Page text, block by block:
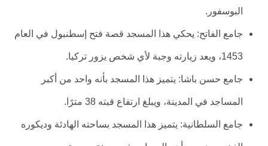
البوسفور.
جامع الفاتح: يحكي هذا المسجد قصة فتح إسطنبول في العام
1453، ويعد زيارته وجبة لأي شخص يزور تركيا.
جامع حسن باشا: يتميز هذا المسجد بأنه واحد من أكبر
المساجد في المدينة، ويبلغ ارتفاع قبته 38 مترًا.
جامع السلطانية: يتميز هذا المسجد بساحته الهادئة وديكوره